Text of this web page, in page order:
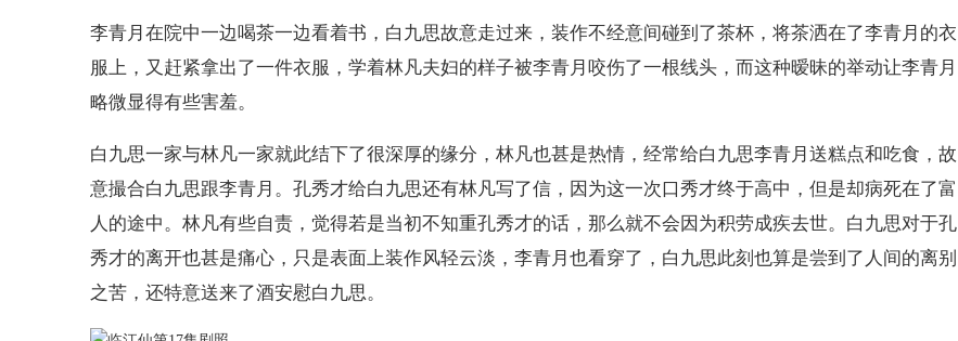
李青月在院中一边喝茶一边看着书，白九思故意走过来，装作不经意间碰到了茶杯，将茶洒在了李青月的衣
服上，又赶紧拿出了一件衣服，学着林凡夫妇的样子被李青月咬伤了一根线头，而这种暧昧的举动让李青月
略微显得有些害羞。
白九思一家与林凡一家就此结下了很深厚的缘分，林凡也甚是热情，经常给白九思李青月送糕点和吃食，故
意撮合白九思跟李青月。孔秀才给白九思还有林凡写了信，因为这一次口秀才终于高中，但是却病死在了富
人的途中。林凡有些自责，觉得若是当初不知重孔秀才的话，那么就不会因为积劳成疾去世。白九思对于孔
秀才的离开也甚是痛心，只是表面上装作风轻云淡，李青月也看穿了，白九思此刻也算是尝到了人间的离别
之苦，还特意送来了酒安慰白九思。